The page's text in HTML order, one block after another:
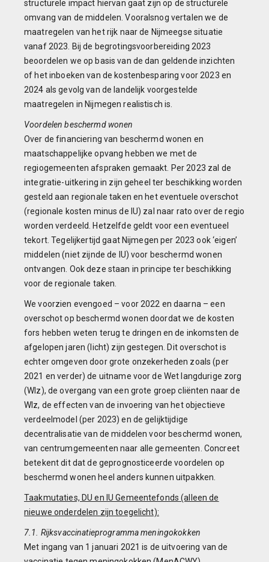
structurele impact hiervan gaat zijn op de structurele
omvang van de middelen. Vooralsnog vertalen we de
maatregelen van het rijk naar de Nijmeegse situatie
vanaf 2023. Bij de begrotingsvoorbereiding 2023
beoordelen we op basis van de dan geldende inzichten
of het inboeken van de kostenbesparing voor 2023 en
2024 als gevolg van de landelijk voorgestelde
maatregelen in Nijmegen realistisch is.
Voordelen beschermd wonen
Over de financiering van beschermd wonen en
maatschappelijke opvang hebben we met de
regiogemeenten afspraken gemaakt. Per 2023 zal de
integratie-uitkering in zijn geheel ter beschikking worden
gesteld aan regionale taken en het eventuele overschot
(regionale kosten minus de IU) zal naar rato over de regio
worden verdeeld. Hetzelfde geldt voor een eventueel
tekort. Tegelijkertijd gaat Nijmegen per 2023 ook ‘eigen’
middelen (niet zijnde de IU) voor beschermd wonen
ontvangen. Ook deze staan in principe ter beschikking
voor de regionale taken.
We voorzien evengoed – voor 2022 en daarna – een
overschot op beschermd wonen doordat we de kosten
fors hebben weten terug te dringen en de inkomsten de
afgelopen jaren (licht) zijn gestegen. Dit overschot is
echter omgeven door grote onzekerheden zoals (per
2021 en verder) de uitname voor de Wet langdurige zorg
(Wlz), de overgang van een grote groep cliënten naar de
Wlz, de effecten van de invoering van het objectieve
verdeelmodel (per 2023) en de gelijktijdige
decentralisatie van de middelen voor beschermd wonen,
van centrumgemeenten naar alle gemeenten. Concreet
betekent dit dat de geprognosticeerde voordelen op
beschermd wonen heel anders kunnen uitpakken.
Taakmutaties, DU en IU Gemeentefonds (alleen de
nieuwe onderdelen zijn toegelicht):
7.1. Rijksvaccinatieprogramma meningokokken
Met ingang van 1 januari 2021 is de uitvoering van de